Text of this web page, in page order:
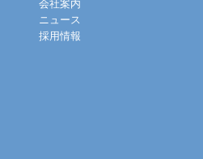
会社案内
ニュース
採用情報